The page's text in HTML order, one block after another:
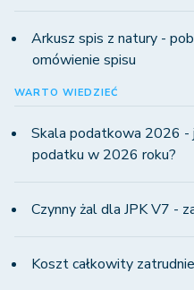
Arkusz spis z natury -
omówienie spisu
WARTO WIEDZIEĆ
Skala podatkowa 2026
podatku w 2026 roku?
Czynny żal dla JPK V7 -
Koszt całkowity